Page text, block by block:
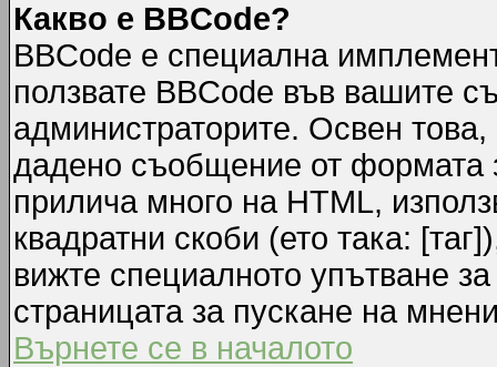
Какво е BBCode?
BBCode е специална
ползвате BBCode във вашите
администраторите. Освен
дадено съобщение от формата
прилича много на HTML,
квадратни скоби (ето така:
вижте специалното упътване
страницата за пускане на
Върнете се в началото